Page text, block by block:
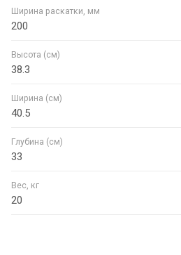
Ширина раскатки, мм
200
Высота (см)
38.3
Ширина (см)
40.5
Глубина (см)
33
Вес, кг
20